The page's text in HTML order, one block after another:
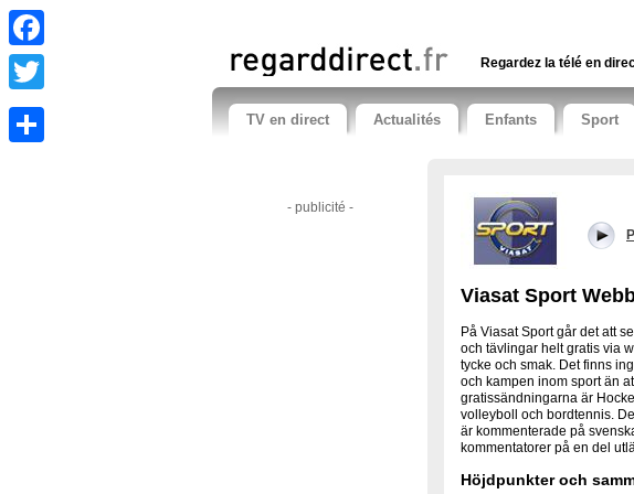
Facebook
Twitter
Regardez la télé en
TV en direct Actualités Enfants Sport
- publicité -
Viasat Sport
På Viasat Sport går det att
och tävlingar helt gratis via
tycke och smak. Det finns
och kampen inom sport än
gratissändningarna är
volleyboll och bordtennis.
är kommenterade på
kommentatorer på en del
Höjdpunkter och